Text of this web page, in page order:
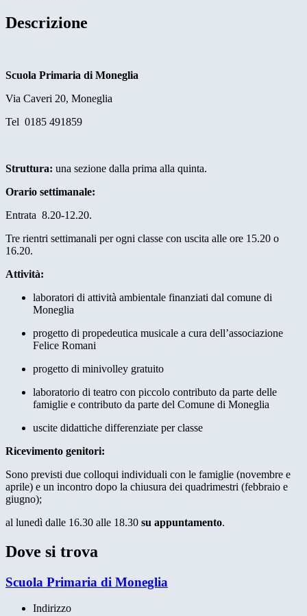
Descrizione
Scuola Primaria di Moneglia
Via Caveri 20, Moneglia
Tel 0185 491859
Struttura: una sezione dalla prima alla quinta.
Orario settimanale:
Entrata 8.20-12.20.
Tre rientri settimanali per ogni classe con uscita alle ore 15.20 o
16.20.
Attività:
laboratori di attività ambientale finanziati dal comune di
Moneglia
progetto di propedeutica musicale a cura dell’associazione
Felice Romani
progetto di minivolley gratuito
laboratorio di teatro con piccolo contributo da parte delle
famiglie e contributo da parte del Comune di Moneglia
uscite didattiche differenziate per classe
Ricevimento genitori:
Sono previsti due colloqui individuali con le famiglie (novembre e
aprile) e un incontro dopo la chiusura dei quadrimestri (febbraio e
giugno);
al lunedì dalle 16.30 alle 18.30 su appuntamento.
Dove si trova
Scuola Primaria di Moneglia
Indirizzo